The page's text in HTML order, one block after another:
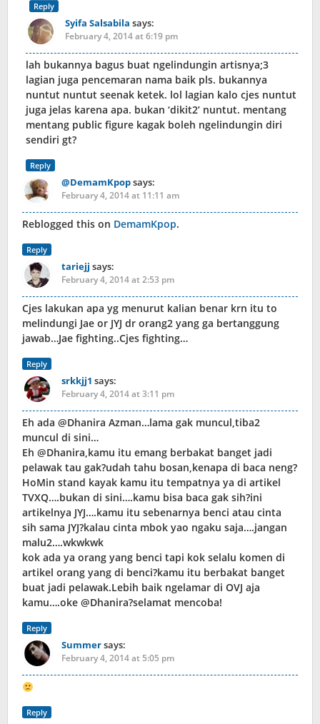
Reply
Syifa Salsabila says:
February 4, 2014 at 6:19 pm
lah bukannya bagus buat ngelindungin artisnya;3
lagian juga pencemaran nama baik pls. bukannya
nuntut nuntut seenak ketek. lol lagian kalo cjes nuntut
juga jelas karena apa. bukan ‘dikit2’ nuntut. mentang
mentang public figure kagak boleh ngelindungin diri
sendiri gt?
Reply
@DemamKpopsays:
February 4, 2014 at 11:11 am
Reblogged this on DemamKpop.
Reply
tariejj says:
February 4, 2014 at 2:53 pm
Cjes lakukan apa yg menurut kalian benar krn itu to
melindungi Jae or JYJ dr orang2 yang ga bertanggung
jawab…Jae fighting..Cjes fighting…
Reply
srkkjj1 says:
February 4, 2014 at 3:11 pm
Eh ada @Dhanira Azman…lama gak muncul,tiba2
muncul di sini…
Eh @Dhanira,kamu itu emang berbakat banget jadi
pelawak tau gak?udah tahu bosan,kenapa di baca neng?
HoMin stand kayak kamu itu tempatnya ya di artikel
TVXQ….bukan di sini….kamu bisa baca gak sih?ini
artikelnya JYJ….kamu itu sebenarnya benci atau cinta
sih sama JYJ?kalau cinta mbok yao ngaku saja….jangan
malu2….wkwkwk
kok ada ya orang yang benci tapi kok selalu komen di
artikel orang yang di benci?kamu itu berbakat banget
buat jadi pelawak.Lebih baik ngelamar di OVJ aja
kamu….oke @Dhanira?selamat mencoba!
Reply
Summersays:
February 4, 2014 at 5:05 pm
Reply